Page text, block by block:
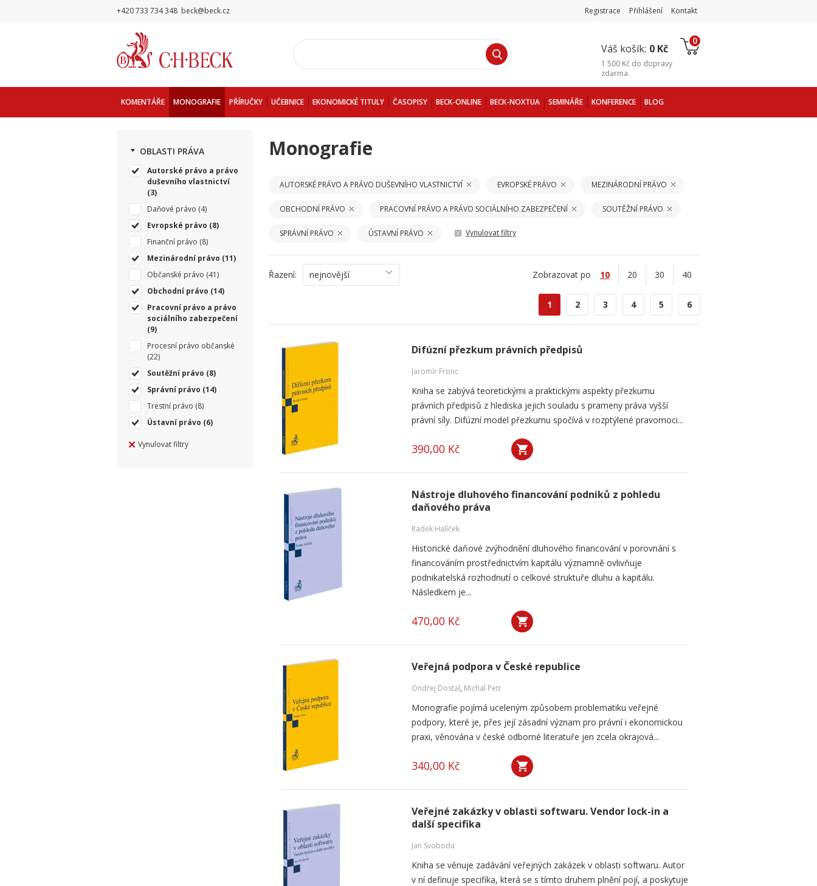
+420 733 734 348 beck@beck.cz Registrace Přihlášení Kontakt
Váš košík: 0 Kč
0
1 500 Kč do dopravy
zdarma.
KOMENTÁŘE MONOGRAFIE PŘÍRUČKY UČEBNICE EKONOMICKÉ TITULY ČASOPISY BECK-ONLINE BECK-NOXTUA SEMINÁŘE KONFERENCE BLOG
OBLASTI PRÁVA
Autorské právo a právo
duševního vlastnictví
(3)
Daňové právo (4)
Evropské právo (8)
Finanční právo (8)
Mezinárodní právo (11)
Občanské právo (41)
Obchodní právo (14)
Pracovní právo a právo
sociálního zabezpečení
(9)
Procesní právo občanské
(22)
Soutěžní právo (8)
Správní právo (14)
Trestní právo (8)
Ústavní právo (6)
Vynulovat filtry
Monografie
AUTORSKÉ PRÁVO A PRÁVO DUŠEVNÍHO VLASTNICTVÍ EVROPSKÉ PRÁVO MEZINÁRODNÍ PRÁVO
OBCHODNÍ PRÁVO PRACOVNÍ PRÁVO A PRÁVO SOCIÁLNÍHO ZABEZPEČENÍ SOUTĚŽNÍ PRÁVO
SPRÁVNÍ PRÁVO ÚSTAVNÍ PRÁVO Vynulovat filtry
Řazení: nejnovější Zobrazovat po 10 20 30 40
1 2 3 4 5 6
Difúzní přezkum právních předpisů
Jaromír Fronc
Kniha se zabývá teoretickými a praktickými aspekty přezkumu
právních předpisů z hlediska jejich souladu s prameny práva vyšší
právní síly. Difúzní model přezkumu spočívá v rozptýlené pravomoci...
390,00 Kč
Nástroje dluhového financování podniků z pohledu
daňového práva
Radek Halíček
Historické daňové zvýhodnění dluhového financování v porovnání s
financováním prostřednictvím kapitálu významně ovlivňuje
podnikatelská rozhodnutí o celkové struktuře dluhu a kapitálu.
Následkem je...
470,00 Kč
Veřejná podpora v České republice
Ondřej Dostal, Michal Petr
Monografie pojímá uceleným způsobem problematiku veřejné
podpory, které je, přes její zásadní význam pro právní i ekonomickou
praxi, věnována v české odborné literatuře jen zcela okrajová...
340,00 Kč
Veřejné zakázky v oblasti softwaru. Vendor lock-in a
další specifika
Jan Svoboda
Kniha se věnuje zadávání veřejných zakázek v oblasti softwaru. Autor
v ní definuje specifika, která se s tímto druhem plnění pojí, a poskytuje